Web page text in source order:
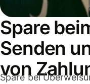
Spare
Senden
von
Spare bei